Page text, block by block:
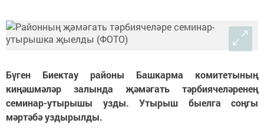
Бүген Биектау районы Башкарма комитетының
киңәшмәләр залында җәмәгать тәрбиячеләренең
семинар-утырышы узды. Утырыш быелга соңгы
мәртәбә уздырылды.